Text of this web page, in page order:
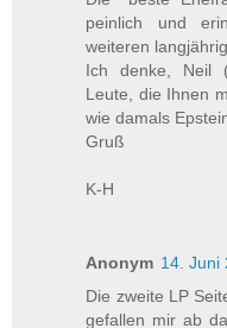
peinlich und
weiteren
Ich denke, Neil
Leute, die Ihnen
wie damals
Gruß
K-H
Anonym 14. Juni
Die zweite LP
gefallen mir ab